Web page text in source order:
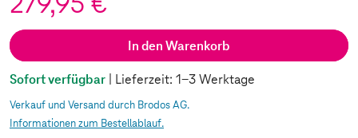
In den Warenkorb
Sofort verfügbar | Lieferzeit: 1-3 Werktage
Verkauf und Versand durch Brodos AG.
Informationen zum Bestellablauf.